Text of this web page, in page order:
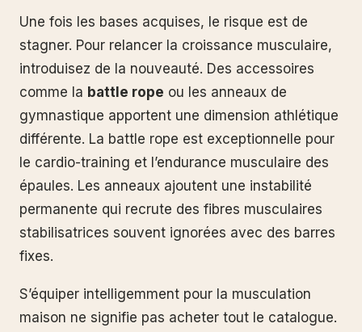
Une fois les bases acquises, le risque est de
stagner. Pour relancer la croissance musculaire,
introduisez de la nouveauté. Des accessoires
comme la battle rope ou les anneaux de
gymnastique apportent une dimension athlétique
différente. La battle rope est exceptionnelle pour
le cardio-training et l’endurance musculaire des
épaules. Les anneaux ajoutent une instabilité
permanente qui recrute des fibres musculaires
stabilisatrices souvent ignorées avec des barres
fixes.
S’équiper intelligemment pour la musculation
maison ne signifie pas acheter tout le catalogue.